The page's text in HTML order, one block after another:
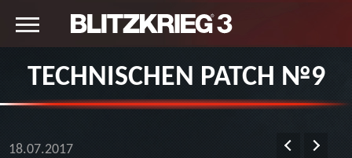
TECHNISCHEN PATCH №9
18.07.2017